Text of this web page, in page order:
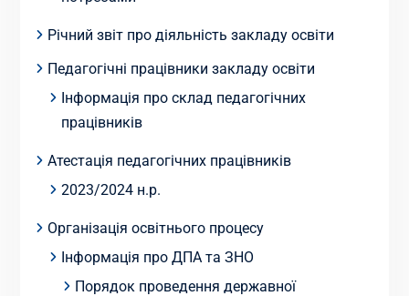
Річний звіт про діяльність закладу освіти
Педагогічні працівники закладу освіти
Інформація про склад педагогічних
працівників
Атестація педагогічних працівників
2023/2024 н.р.
Організація освітнього процесу
Інформація про ДПА та ЗНО
Порядок проведення державної